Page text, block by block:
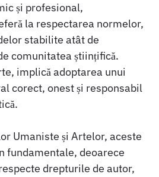
și profesional,
la respectarea normelor,
stabilite atât de
comunitatea științifică.
implică adoptarea unui
corect, onest și responsabil
Umaniste și Artelor, aceste
fundamentale, deoarece
drepturile de autor,